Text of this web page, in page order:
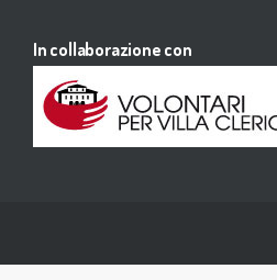
In collaborazione con